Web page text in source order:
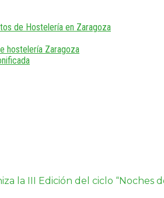
de Hostelería en Zaragoza
hostelería Zaragoza
la III Edición del ciclo